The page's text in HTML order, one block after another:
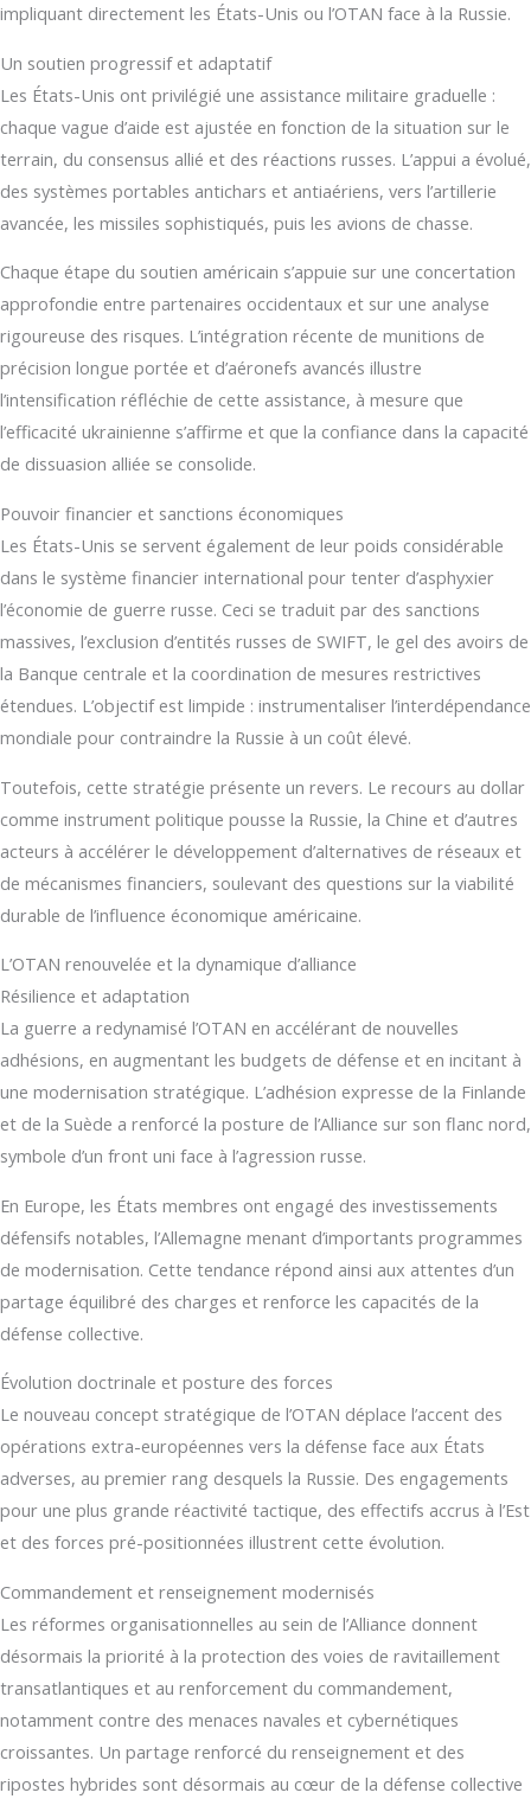
impliquant directement les États-Unis ou l’OTAN face à la Russie.
Un soutien progressif et adaptatif
Les États-Unis ont privilégié une assistance militaire graduelle :
chaque vague d’aide est ajustée en fonction de la situation sur le
terrain, du consensus allié et des réactions russes. L’appui a évolué,
des systèmes portables antichars et antiaériens, vers l’artillerie
avancée, les missiles sophistiqués, puis les avions de chasse.
Chaque étape du soutien américain s’appuie sur une concertation
approfondie entre partenaires occidentaux et sur une analyse
rigoureuse des risques. L’intégration récente de munitions de
précision longue portée et d’aéronefs avancés illustre
l’intensification réfléchie de cette assistance, à mesure que
l’efficacité ukrainienne s’affirme et que la confiance dans la capacité
de dissuasion alliée se consolide.
Pouvoir financier et sanctions économiques
Les États-Unis se servent également de leur poids considérable
dans le système financier international pour tenter d’asphyxier
l’économie de guerre russe. Ceci se traduit par des sanctions
massives, l’exclusion d’entités russes de SWIFT, le gel des avoirs de
la Banque centrale et la coordination de mesures restrictives
étendues. L’objectif est limpide : instrumentaliser l’interdépendance
mondiale pour contraindre la Russie à un coût élevé.
Toutefois, cette stratégie présente un revers. Le recours au dollar
comme instrument politique pousse la Russie, la Chine et d’autres
acteurs à accélérer le développement d’alternatives de réseaux et
de mécanismes financiers, soulevant des questions sur la viabilité
durable de l’influence économique américaine.
L’OTAN renouvelée et la dynamique d’alliance
Résilience et adaptation
La guerre a redynamisé l’OTAN en accélérant de nouvelles
adhésions, en augmentant les budgets de défense et en incitant à
une modernisation stratégique. L’adhésion expresse de la Finlande
et de la Suède a renforcé la posture de l’Alliance sur son flanc nord,
symbole d’un front uni face à l’agression russe.
En Europe, les États membres ont engagé des investissements
défensifs notables, l’Allemagne menant d’importants programmes
de modernisation. Cette tendance répond ainsi aux attentes d’un
partage équilibré des charges et renforce les capacités de la
défense collective.
Évolution doctrinale et posture des forces
Le nouveau concept stratégique de l’OTAN déplace l’accent des
opérations extra-européennes vers la défense face aux États
adverses, au premier rang desquels la Russie. Des engagements
pour une plus grande réactivité tactique, des effectifs accrus à l’Est
et des forces pré-positionnées illustrent cette évolution.
Commandement et renseignement modernisés
Les réformes organisationnelles au sein de l’Alliance donnent
désormais la priorité à la protection des voies de ravitaillement
transatlantiques et au renforcement du commandement,
notamment contre des menaces navales et cybernétiques
croissantes. Un partage renforcé du renseignement et des
ripostes hybrides sont désormais au cœur de la défense collective